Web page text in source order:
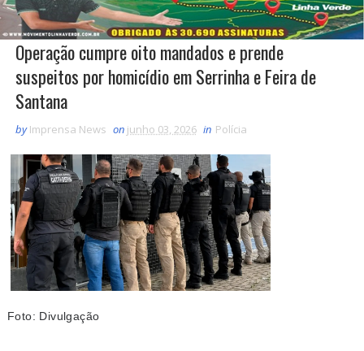
Operação cumpre oito mandados e prende
suspeitos por homicídio em Serrinha e Feira de
Santana
by Imprensa News on junho 03, 2026 in Polícia
Foto: Divulgação